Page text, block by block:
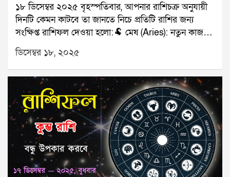
১৮ ডিসেম্বর ২০২৫ বৃহস্পতিবার, আপনার রাশিচক্র অনুযায়ী
দিনটি কেমন কাটবে তা জানতে নিচে প্রতিটি রাশির জন্য
সংক্ষিপ্ত রাশিফল দেওয়া হলো:🐏 মেষ (Aries): নতুন কাজ
শুরু।🐂 বৃষ (Taurus): পরিবারে সুখবর।👥 মিথুন
(Gemini): মিটিং শুভ।🦀 কর্কট (Cancer): স্বাস্থ্যে নজর দিন।
🦁 সিংহ (Leo): আয়ের প্রবাহ বাড়বে।🌾 কন্যা (Virgo): প্রেম
মধুর।⚖️ তুলা (Libra): যাত্রার ভাবনা।🦂 বৃশ্চিক (Scorpio):
টাকার লেনদেন সফল।🏹 ধনু (Sagittarius): অগ্রগতি স্থির।
🐐 মকর (Capricorn): ভুল বোঝাবুঝি কমবে।🌊 কুম্ভ
(Aquarius): বন্ধুর সঙ্গে সময় কাটবে।🐟 মীন (Pisces):
নথি সংক্রান্ত কাজ সফল।যে কোনও সমস্যার স্থায়ী সমাধানের
জন্য যোগাযোগ করুনঃ শ্রী সূপর্ণ (জ্যোতিষী)যোগাযোগঃ
৯৮৩০০৬৫২৪০, ওয়েবসাইটঃ www.srisuparna.com
ডিসেম্বর ১৮, ২০২৫